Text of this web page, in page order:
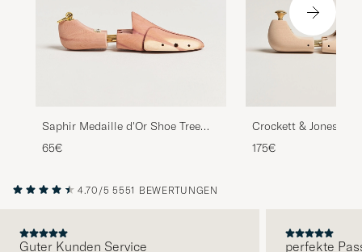
Saphir Medaille d'Or Shoe Tree
Cedar
65€
Crockett & Jones
175€
4.70/5 5551 BEWERTUNGEN
Guter Kunden Service
perfekte